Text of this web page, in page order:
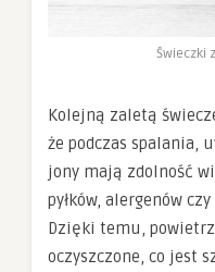
Świeczki
Kolejną zaletą
że podczas spalania,
jony mają zdolność
pyłków, alergenów
Dzięki temu,
oczyszczone, co jest